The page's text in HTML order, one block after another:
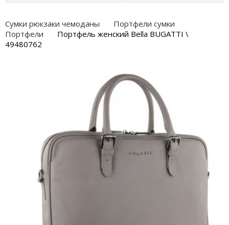
Сумки рюкзаки чемоданы
Портфели сумки
Портфели
Портфель женский Bella BUGATTI \
49480762